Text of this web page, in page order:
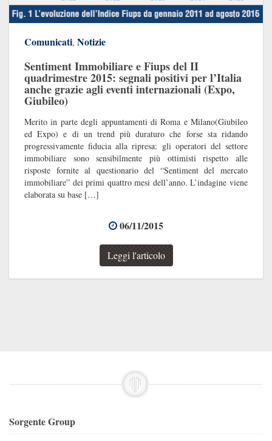
Comunicati, Notizie
Sentiment Immobiliare e Fiups del II
quadrimestre 2015: segnali positivi per l’Italia
anche grazie agli eventi internazionali (Expo,
Giubileo)
Merito in parte degli appuntamenti di Roma e Milano(Giubileo
ed Expo) e di un trend più duraturo che forse sta ridando
progressivamente fiducia alla ripresa: gli operatori del settore
immobiliare sono sensibilmente più ottimisti rispetto alle
risposte fornite al questionario del “Sentiment del mercato
immobiliare” dei primi quattro mesi dell’anno. L’indagine viene
elaborata su base […]
06/11/2015
Leggi l'articolo
Sorgente Group